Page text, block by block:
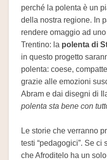
perché la polenta è un
della nostra regione. In
rendere omaggio ad
Trentino: la polenta di
in questo progetto
polenta: coese,
grazie alle emozioni
Abram e dai disegni di
polenta sta bene con
Le storie che verranno
testi “pedagogici”. Se ci
che Afroditelo ha un